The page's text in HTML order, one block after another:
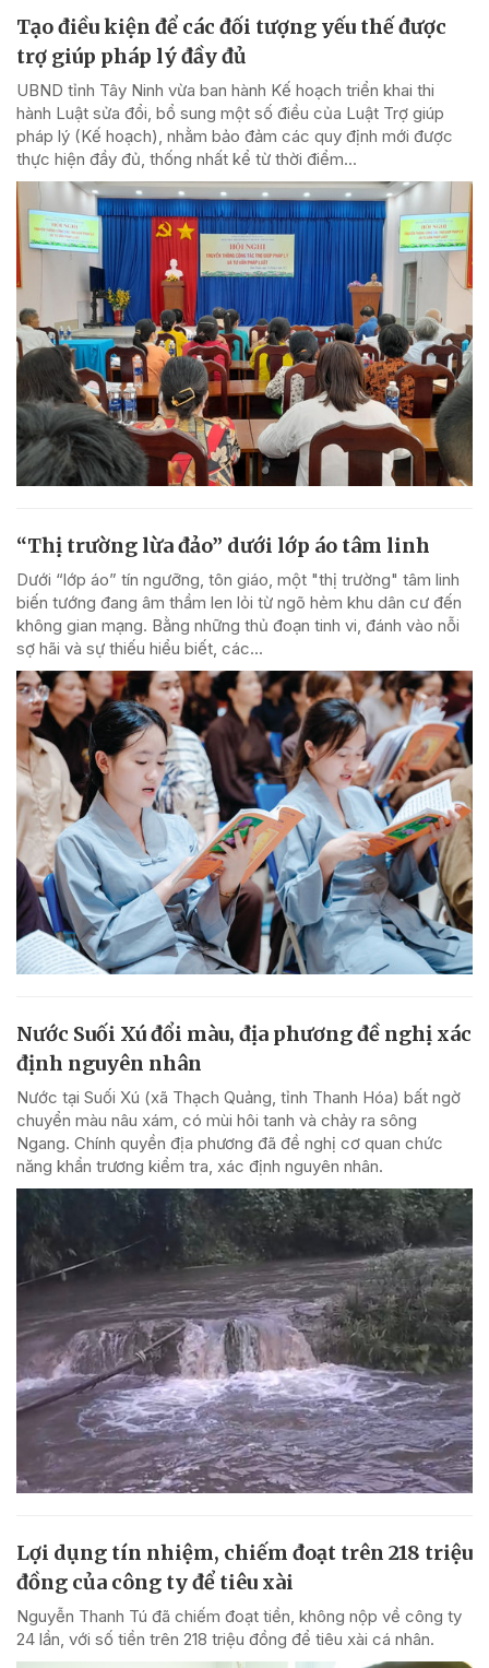
Tạo điều kiện để các đối tượng yếu thế được
trợ giúp pháp lý đầy đủ
UBND tỉnh Tây Ninh vừa ban hành Kế hoạch triển khai thi
hành Luật sửa đổi, bổ sung một số điều của Luật Trợ giúp
pháp lý (Kế hoạch), nhằm bảo đảm các quy định mới được
thực hiện đầy đủ, thống nhất kể từ thời điểm...
“Thị trường lừa đảo” dưới lớp áo tâm linh
Dưới “lớp áo” tín ngưỡng, tôn giáo, một "thị trường" tâm linh
biến tướng đang âm thầm len lỏi từ ngõ hẻm khu dân cư đến
không gian mạng. Bằng những thủ đoạn tinh vi, đánh vào nỗi
sợ hãi và sự thiếu hiểu biết, các...
Nước Suối Xú đổi màu, địa phương đề nghị xác
định nguyên nhân
Nước tại Suối Xú (xã Thạch Quảng, tỉnh Thanh Hóa) bất ngờ
chuyển màu nâu xám, có mùi hôi tanh và chảy ra sông
Ngang. Chính quyền địa phương đã đề nghị cơ quan chức
năng khẩn trương kiểm tra, xác định nguyên nhân.
Lợi dụng tín nhiệm, chiếm đoạt trên 218 triệu
đồng của công ty để tiêu xài
Nguyễn Thanh Tú đã chiếm đoạt tiền, không nộp về công ty
24 lần, với số tiền trên 218 triệu đồng để tiêu xài cá nhân.